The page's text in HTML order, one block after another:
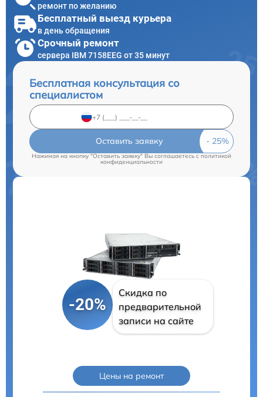
ремонт по желанию
Бесплатный выезд курьера
в день обращения
Срочный ремонт
сервера IBM 7158EEG от 35 минут
Бесплатная консультация со
специалистом
Оставить заявку
Нажимая на кнопку "Оставить заявку" Вы соглашаетесь c политикой
конфиденциальности
-20%
Скидка по
предварительной
записи на сайте
Цены на ремонт